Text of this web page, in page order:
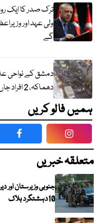
ترک صدر کا ایک
ولی عہد اور
گے
دمشق کے نواحی
دھماکہ، 2 افراد جاں بحق، متعدد زخمی
ہمیں فالو کریں
Facebook
متعلقہ خبریں
جنوبی وزیرستان اور
10دہشتگرد ہلاک